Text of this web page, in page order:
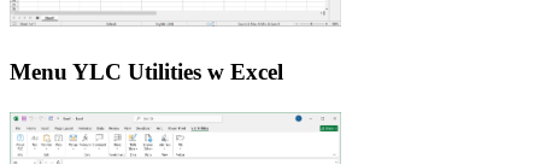
Menu YLC Utilities w Excel